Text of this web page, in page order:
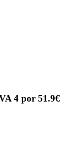
4 por 51.9€